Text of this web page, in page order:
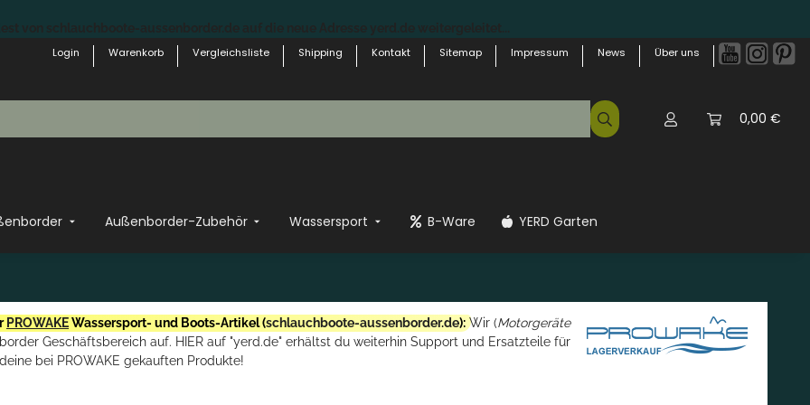
Login
Warenkorb Vergleichsliste Shipping Kontakt Sitemap Impressum News Über uns
0,00 €
Außenborder-Zubehör Wassersport B-Ware YERD Garten
PROWAKEWassersport- und Boots-Artikel (schlauchboote-aussenborder.de): Wir (Motorgeräte
Geschäftsbereich auf. HIER auf "yerd.de" erhältst du weiterhin Support und Ersatzteile für
deine bei PROWAKE gekauften Produkte!